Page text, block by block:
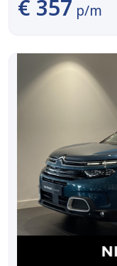
€ 357 p/m